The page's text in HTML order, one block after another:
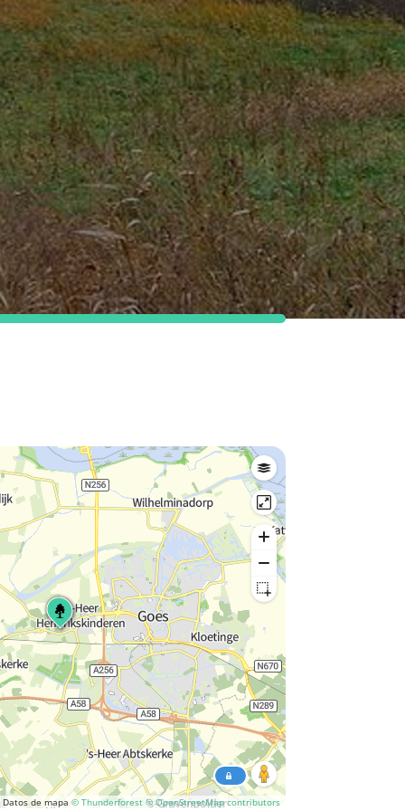
Datos de mapa© Thunderforest © OpenStreetMap contributors